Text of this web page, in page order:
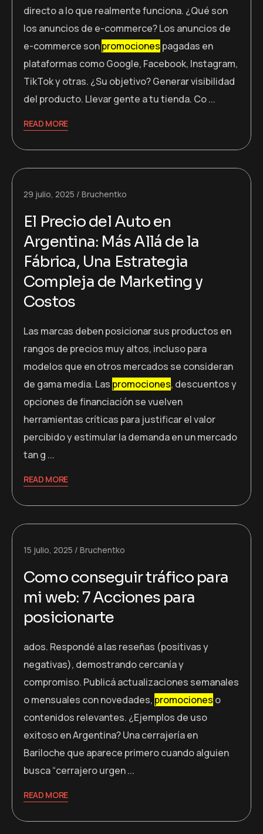
directo a lo que realmente funciona. ¿Qué son
los anuncios de e-commerce? Los anuncios de
e-commerce sonpromociones pagadas en
plataformas como Google, Facebook, Instagram,
TikTok y otras. ¿Su objetivo? Generar visibilidad
del producto. Llevar gente a tu tienda. Co ...
READ MORE
29 julio, 2025 Bruchentko
El Precio del Auto en
Argentina: Más Allá de la
Fábrica, Una Estrategia
Compleja de Marketing y
Costos
Las marcas deben posicionar sus productos en
rangos de precios muy altos, incluso para
modelos que en otros mercados se consideran
de gama media. Las promociones, descuentos y
opciones de financiación se vuelven
herramientas críticas para justificar el valor
percibido y estimular la demanda en un mercado
tan g ...
READ MORE
15 julio, 2025 Bruchentko
Como conseguir tráfico para
mi web: 7 Acciones para
posicionarte
ados. Respondé a las reseñas (positivas y
negativas), demostrando cercanía y
compromiso. Publicá actualizaciones semanales
o mensuales con novedades, promociones o
contenidos relevantes. ¿Ejemplos de uso
exitoso en Argentina? Una cerrajería en
Bariloche que aparece primero cuando alguien
busca “cerrajero urgen ...
READ MORE